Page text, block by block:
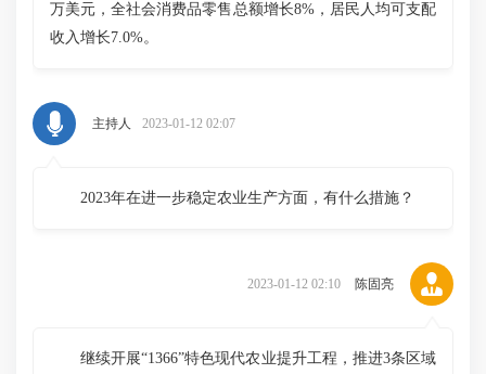
万美元，全社会消费品零售总额增长8%，居民人均可支配
收入增长7.0%。
主持人 2023-01-12 02:07
2023年在进一步稳定农业生产方面，有什么措施？
2023-01-12 02:10 陈固亮
继续开展“1366”特色现代农业提升工程，推进3条区域